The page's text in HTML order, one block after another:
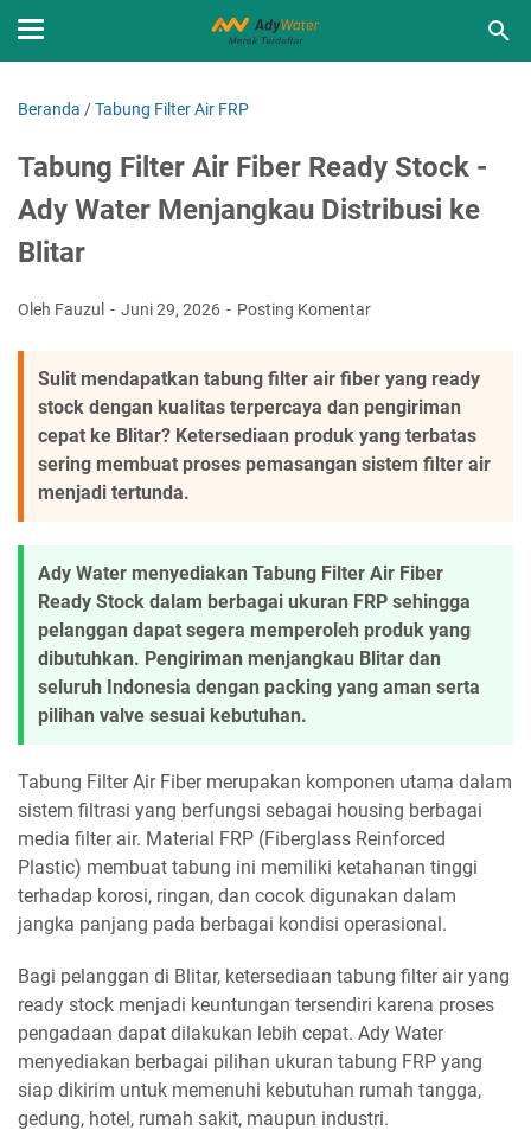
Beranda /Tabung Filter Air FRP
Tabung Filter Air Fiber Ready Stock -
Ady Water Menjangkau Distribusi ke
Blitar
Oleh Fauzul Juni 29, 2026 Posting Komentar
Sulit mendapatkan tabung filter air fiber yang ready
stock dengan kualitas terpercaya dan pengiriman
cepat ke Blitar? Ketersediaan produk yang terbatas
sering membuat proses pemasangan sistem filter air
menjadi tertunda.
Ady Water menyediakan Tabung Filter Air Fiber
Ready Stock dalam berbagai ukuran FRP sehingga
pelanggan dapat segera memperoleh produk yang
dibutuhkan. Pengiriman menjangkau Blitar dan
seluruh Indonesia dengan packing yang aman serta
pilihan valve sesuai kebutuhan.
Tabung Filter Air Fiber merupakan komponen utama dalam
sistem filtrasi yang berfungsi sebagai housing berbagai
media filter air. Material FRP (Fiberglass Reinforced
Plastic) membuat tabung ini memiliki ketahanan tinggi
terhadap korosi, ringan, dan cocok digunakan dalam
jangka panjang pada berbagai kondisi operasional.
Bagi pelanggan di Blitar, ketersediaan tabung filter air yang
ready stock menjadi keuntungan tersendiri karena proses
pengadaan dapat dilakukan lebih cepat. Ady Water
menyediakan berbagai pilihan ukuran tabung FRP yang
siap dikirim untuk memenuhi kebutuhan rumah tangga,
gedung, hotel, rumah sakit, maupun industri.